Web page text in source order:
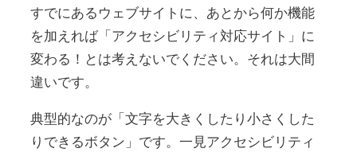
すでにあるウェブサイトに、あとから何か機能
を加えれば「アクセシビリティ対応サイト」に
変わる！とは考えないでください。それは大間
違いです。
典型的なのが「文字を大きくしたり小さくした
りできるボタン」です。一見アクセシビリティ